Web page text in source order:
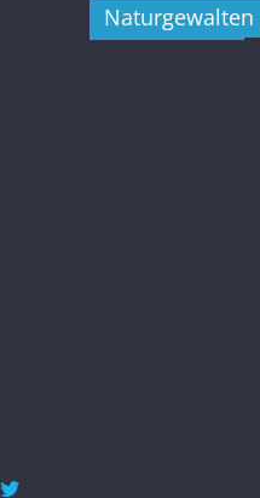
Naturgewalten